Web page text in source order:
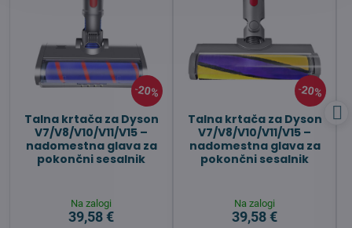
20%
Talna krtača za Dyson
V7/V8/V10/V11/V15 –
nadomestna glava za
pokončni sesalnik
Na zalogi
39,58 €
20%
Talna krtača za Dyson
V7/V8/V10/V11/V15 –
nadomestna glava za
pokončni sesalnik
Na zalogi
39,58 €